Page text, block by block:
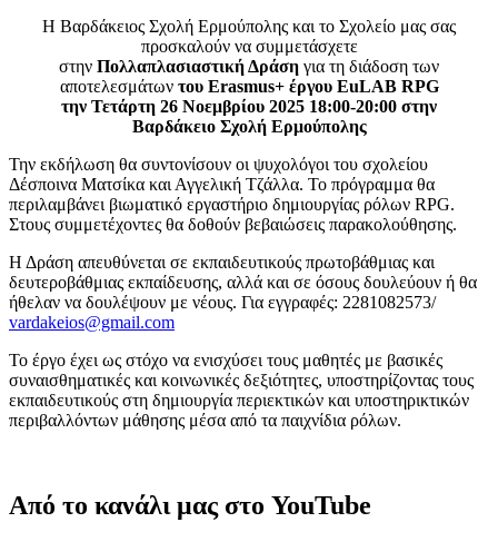
Η Βαρδάκειος Σχολή Ερμούπολης και το Σχολείο μας σας
προσκαλούν να συμμετάσχετε
στην Πολλαπλασιαστική Δράση για τη διάδοση των
αποτελεσμάτων του Erasmus+ έργου ΕuLAB RPG
την Τετάρτη 26 Νοεμβρίου 2025 18:00-20:00 στην
Βαρδάκειο Σχολή Ερμούπολης
Την εκδήλωση θα συντονίσουν οι ψυχολόγοι του σχολείου
Δέσποινα Ματσίκα και Αγγελική Τζάλλα. Το πρόγραμμα θα
περιλαμβάνει βιωματικό εργαστήριο δημιουργίας ρόλων RPG.
Στους συμμετέχοντες θα δοθούν βεβαιώσεις παρακολούθησης.
Η Δράση απευθύνεται σε εκπαιδευτικούς πρωτοβάθμιας και
δευτεροβάθμιας εκπαίδευσης, αλλά και σε όσους δουλεύουν ή θα
ήθελαν να δουλέψουν με νέους. Για εγγραφές: 2281082573/
vardakeios@gmail.com
Το έργο έχει ως στόχο να ενισχύσει τους μαθητές με βασικές
συναισθηματικές και κοινωνικές δεξιότητες, υποστηρίζοντας τους
εκπαιδευτικούς στη δημιουργία περιεκτικών και υποστηρικτικών
περιβαλλόντων μάθησης μέσα από τα παιχνίδια ρόλων.
Από το κανάλι μας στο YouTube